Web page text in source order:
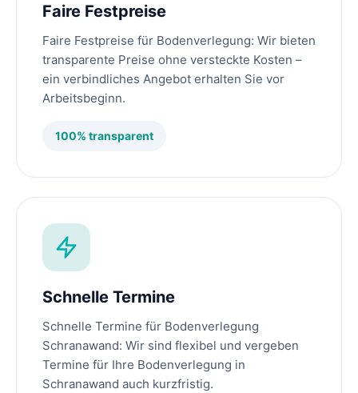
Faire Festpreise
Faire Festpreise für Bodenverlegung: Wir bieten
transparente Preise ohne versteckte Kosten –
ein verbindliches Angebot erhalten Sie vor
Arbeitsbeginn.
100% transparent
Schnelle Termine
Schnelle Termine für Bodenverlegung
Schranawand: Wir sind flexibel und vergeben
Termine für Ihre Bodenverlegung in
Schranawand auch kurzfristig.